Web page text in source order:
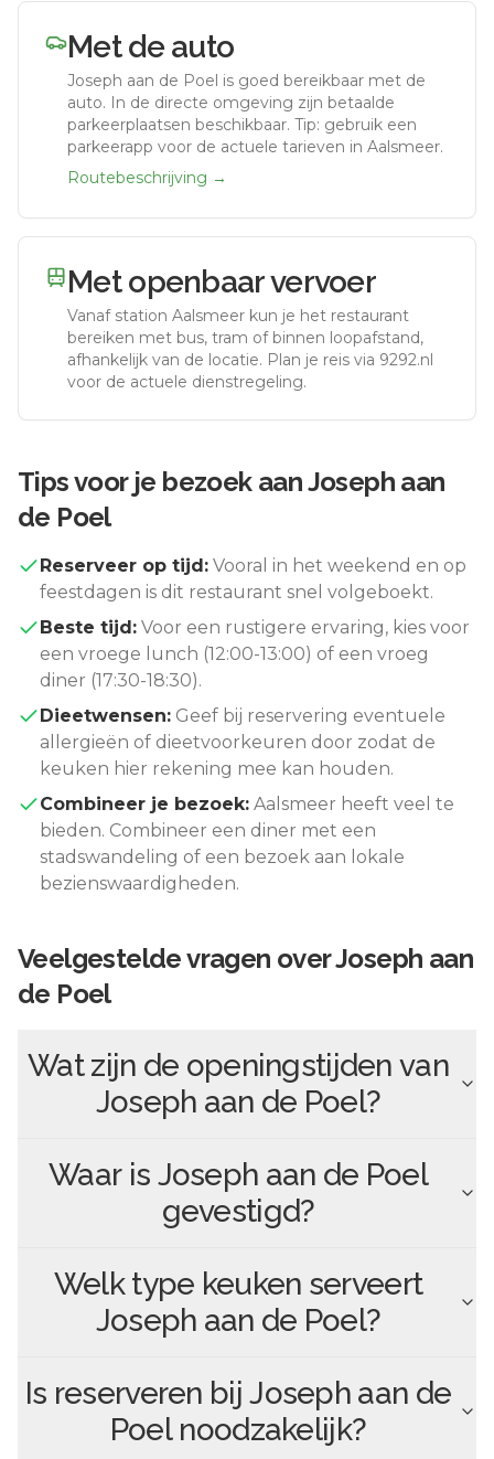
Met de auto
Joseph aan de Poel is goed bereikbaar met de
auto.
In de directe omgeving zijn betaalde
parkeerplaatsen beschikbaar. Tip: gebruik een
parkeerapp voor de actuele tarieven in Aalsmeer.
Routebeschrijving →
Met openbaar vervoer
Vanaf station Aalsmeer kun je het restaurant
bereiken met bus, tram of binnen loopafstand,
afhankelijk van de locatie. Plan je reis via 9292.nl
voor de actuele dienstregeling.
Tips voor je bezoek aanJoseph aan
de Poel
Reserveer op tijd: Vooral in het weekend en op
feestdagen is dit restaurant snel volgeboekt.
Beste tijd: Voor een rustigere ervaring, kies voor
een vroege lunch (12:00-13:00) of een vroeg
diner (17:30-18:30).
Dieetwensen: Geef bij reservering eventuele
allergieën of dieetvoorkeuren door zodat de
keuken hier rekening mee kan houden.
Combineer je bezoek: Aalsmeer heeft veel te
bieden. Combineer een diner met een
stadswandeling of een bezoek aan lokale
bezienswaardigheden.
Veelgestelde vragen overJoseph aan
de Poel
Wat zijn de openingstijden van
Joseph aan de Poel?
Waar is Joseph aan de Poel
gevestigd?
Welk type keuken serveert
Joseph aan de Poel?
Is reserveren bijJoseph aan de
Poelnoodzakelijk?